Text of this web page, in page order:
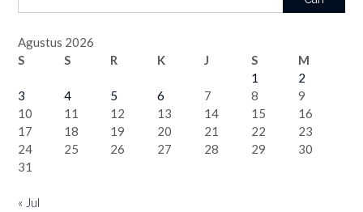
Agustus 2026
S
S R K J S
M
1
2
3
4 5 6 7 8
9
10
11 12 13 14 15
16
17
18 19 20 21 22
23
24
25 26 27 28 29
30
31
« Jul